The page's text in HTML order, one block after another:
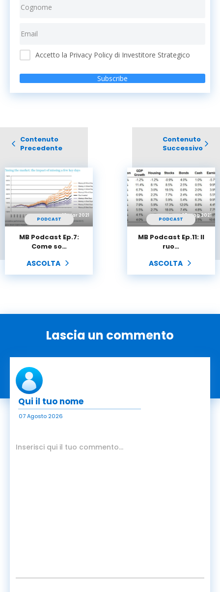
Accetto la Privacy Policy di Investitore Strategico
Subscribe
Contenuto
Precedente
PODCAST
18 Mar 2021
MB Podcast Ep.7:
Come so…
ASCOLTA
Contenuto
Successivo
PODCAST
25 Mag 2021
MB Podcast Ep.11: Il
ruo…
ASCOLTA
Lascia un commento
07 Agosto 2026